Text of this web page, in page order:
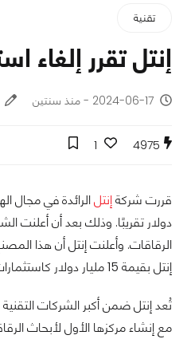
تقنية
إنتل تقرر إلغاء استثمارات بقيمة
2024-06-17 - منذ سنتين
4975
1
قررت شركةإنتلالرائدة في مجال
إنتل بقيمة 15 مليار دولار كاستثمارات إضافية لبناء هذه المحطة الصناعية.
مع إنشاء مركزها الأول لأبحاث